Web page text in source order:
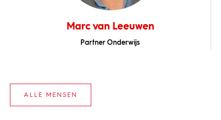
Marc van Leeuwen
Partner Onderwijs
ALLE MENSEN